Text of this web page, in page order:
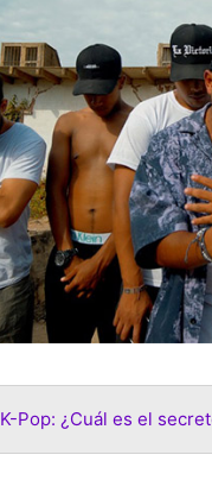
K-Pop: ¿Cuál es el